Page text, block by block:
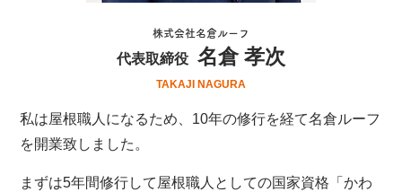
株式会社名倉ルーフ
代表取締役 名倉 孝次
TAKAJI NAGURA
私は屋根職人になるため、10年の修行を経て名倉ルーフ
を開業致しました。
まずは5年間修行して屋根職人としての国家資格「かわ